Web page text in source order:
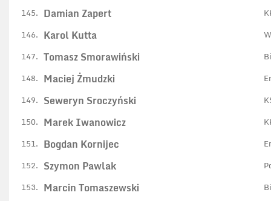
145. Damian Zapert
146. Karol Kutta
147. Tomasz Smorawiński
148. Maciej Żmudzki
149. Seweryn Sroczyński
150. Marek Iwanowicz
151. Bogdan Kornijec
152. Szymon Pawlak
153. Marcin Tomaszewski